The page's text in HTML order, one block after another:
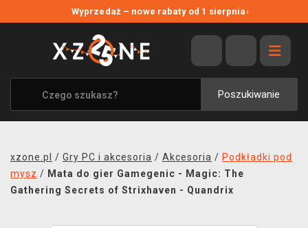
Wyprzedaż – nowe rabaty od 1 sierpnia›
Poszukiwanie
WYPRZEDAŻ
WSZYSTKIE MARKI
XZONE ORIGINALS
UBRANIA I AKCESORIA
SOUNDTRACKI
xzone.pl / Gry PC i akcesoria / Akcesoria / Podkładki pod
mysz / Mata do gier Gamegenic - Magic: The
Gathering Secrets of Strixhaven - Quandrix